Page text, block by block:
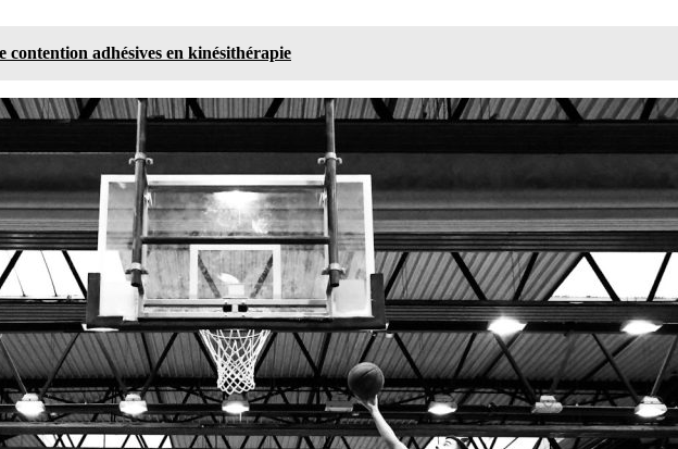
contention adhésives en kinésithérapie